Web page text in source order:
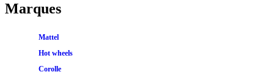
Marques
Mattel
Hot wheels
Corolle